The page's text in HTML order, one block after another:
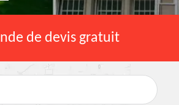
de devis gratuit